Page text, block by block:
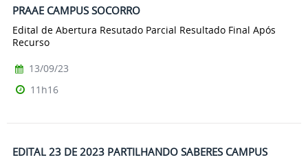
PRAAE CAMPUS SOCORRO
Edital de Abertura Resutado Parcial Resultado Final Após
Recurso
13/09/23
11h16
EDITAL 23 DE 2023 PARTILHANDO SABERES CAMPUS